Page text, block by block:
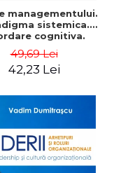
managementului.
sistemica.
cognitiva.
- Vadim
Dumitrascu
49,69 Lei
42,23 Lei